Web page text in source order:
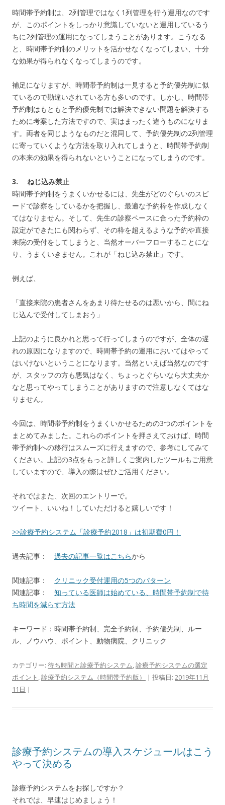
時間帯予約制は、 2列管理ではなく1列管理を行う運用なのです
が、このポイントをしっかり意識していないと運用しているう
ちに2列管理の運用になってしま うことがあります。こうなる
と、 時間帯予約制のメリットを活かせなくなってしまい、 十分
な効果が得られなくなってしまうのです。
補足になりますが、 時間帯予約制は一見すると予約優先制に似
ているので勘違いされている方も多いのです。しかし、時間帯
予約制はもともと予約優先制では解決できない問題を解決する
ために考案した方法ですので、実はまったく違うものになりま
す。両者を同じようなものだと混同して、 予約優先制の2列管理
に寄っていくような方法を取り入れてしまう と、時間帯予約制
の本来の効果を得られないということになってしまうのです。
3. ねじ込み禁止
時間帯予約制をうまくいかせるには、 先生がどのぐらいのスピ
ードで診察をしているかを把握し、最適な予約枠を作成しなく
てはなりません。そして、 先生の診察ペースに合った予約枠の
設定ができたにも関わらず、 その枠を超えるような予約や直接
来院の受付をしてしまうと、 当然オーバーフローすることにな
り、うまくいきません。これが「ねじ込み禁止」です。
例えば、
「直接来院の患者さんをあまり待たせるのは悪いから、 間にね
じ込んで受付してしまおう」
上記のように良かれと思って行ってしまうのですが、 全体の遅
れの原因になりますので、 時間帯予約の運用においてはやって
はいけないということになります。当然といえば当然なのです
が、スタッフの方も悪気はなく、ちょっとぐらいなら大丈夫か
なと思ってやってしまうことがありますので注意しなくてはな
りません。
今回は、 時間帯予約制をうまくいかせるための3つのポイントを
まとめてみました。これらのポイントを押さえておけば、 時間
帯予約制への移行はスムーズに行えますので、 参考にしてみて
ください。 上記の3点をもっと詳しくご案内したツールもご用意
していますので、導入の際はぜひご活用ください。
それではまた、次回のエントリーで。
ツイート、いいね！していただけると嬉しいです！
>>診療予約システム「診療予約2018」は初期費0円！
過去記事： 過去の記事一覧はこちらから
関連記事： クリニック受付運用の5つのパターン
関連記事： 知っている医師は始めている、時間帯予約制で待
ち時間を減らす方法
キーワード：時間帯予約制、完全予約制、予約優先制、ルー
ル、ノウハウ、ポイント、動物病院、クリニック
カテゴリー: 待ち時間と診療予約システム,診療予約システムの選定
ポイント ,診療予約システム（時間帯予約版） | 投稿日: 2019年11月
11日 |
診療予約システムの導入スケジュールはこう
やって決める
診療予約システムをお探しですか？
それでは、早速はじめましょう！